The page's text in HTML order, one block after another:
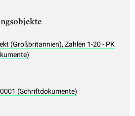
(Großbritannien), Zahlen 1-20 - PK
(Schriftdokumente)